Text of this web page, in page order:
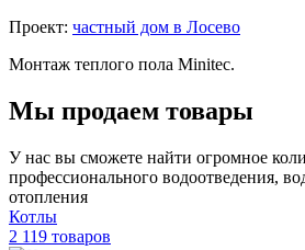
Проект: частный дом в Лосево
Монтаж теплого пола Minitec.
Мы продаем товары
У нас вы сможете найти огромное
профессионального водоотведения,
отопления
Котлы
2 119 товаров